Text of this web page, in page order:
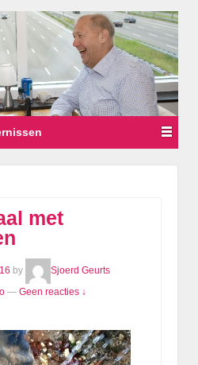
met
by
Sjoerd Geurts
— Geen reacties ↓